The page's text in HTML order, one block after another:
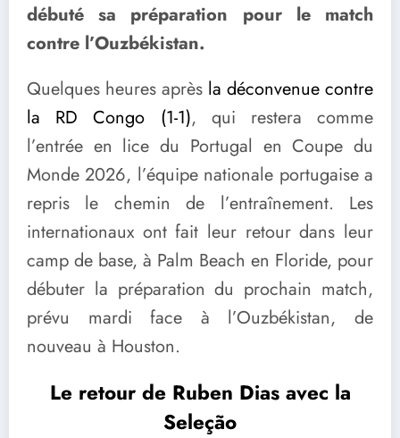
débuté sa préparation pour le match
contre l’Ouzbékistan.
Quelques heures après la déconvenue contre
la RD Congo (1-1), qui restera comme
l’entrée en lice du Portugal en Coupe du
Monde 2026, l’équipe nationale portugaise a
repris le chemin de l’entraînement. Les
internationaux ont fait leur retour dans leur
camp de base, à Palm Beach en Floride, pour
débuter la préparation du prochain match,
prévu mardi face à l’Ouzbékistan, de
nouveau à Houston.
Le retour de Ruben Dias avec la
Seleção